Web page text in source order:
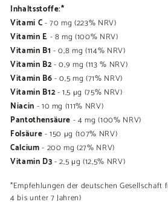
Inhaltsstoffe:*
Vitami C- 70 mg (223% NRV)
Vitamin E - 8 mg (100% NRV)
Vitamin B1 - 0,8 mg (114% NRV)
Vitamin B2- 0,9 mg (113 % NRV)
Vitamin B6- 0,5 mg (71% NRV)
Vitamin B12- 1,5 µg (75% NRV)
Niacin - 10 mg (111% NRV)
Pantothensäure - 4 mg (100% NRV)
Folsäure- 150 µg (107% NRV)
Calcium- 200 mg (27% NRV)
Vitamin D3- 2,5 µg (12,5% NRV)
*Empfehlungen der deutschen Gesellschaft
4 bis unter 7 Jahren)